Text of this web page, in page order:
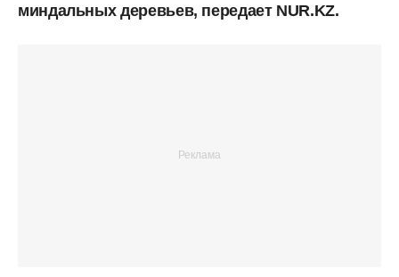
миндальных деревьев, передает NUR.KZ.